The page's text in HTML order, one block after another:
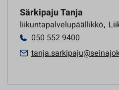
Särkipaju Tanja
liikuntapalvelupäällikkö,
050 552 9400